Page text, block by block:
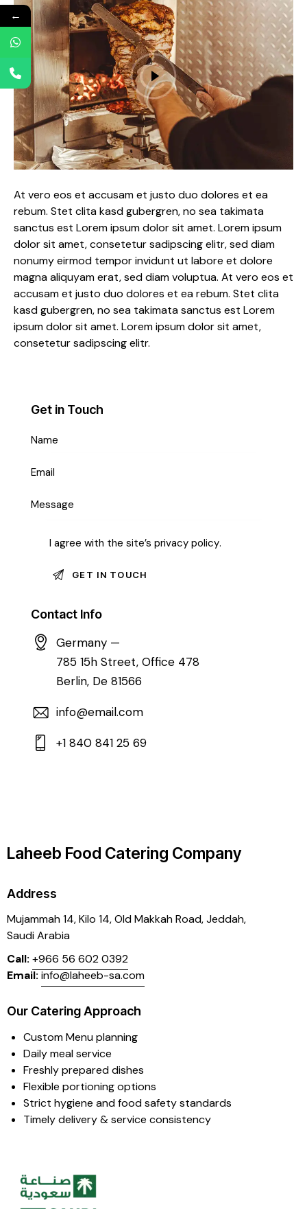
At vero eos et accusam et justo duo dolores et ea
rebum. Stet clita kasd gubergren, no sea takimata
sanctus est Lorem ipsum dolor sit amet. Lorem ipsum
dolor sit amet, consetetur sadipscing elitr, sed diam
nonumy eirmod tempor invidunt ut labore et dolore
magna aliquyam erat, sed diam voluptua. At vero eos et
accusam et justo duo dolores et ea rebum. Stet clita
kasd gubergren, no sea takimata sanctus est Lorem
ipsum dolor sit amet. Lorem ipsum dolor sit amet,
consetetur sadipscing elitr.
Get in Touch
I agree with the site’s privacy policy.
Contact Info
Germany —
785 15h Street, Office 478
Berlin, De 81566
info@email.com
+1 840 841 25 69
Laheeb Food Catering Company
Address
Mujammah 14, Kilo 14,Old Makkah Road, Jeddah,
Saudi Arabia
Call: +966 56 602 0392
Email:info@laheeb-sa.com
Our Catering Approach
Custom Menu planning
Daily meal service
Freshly prepared dishes
Flexible portioning options
Strict hygiene and food safety standards
Timely delivery & service consistency
←